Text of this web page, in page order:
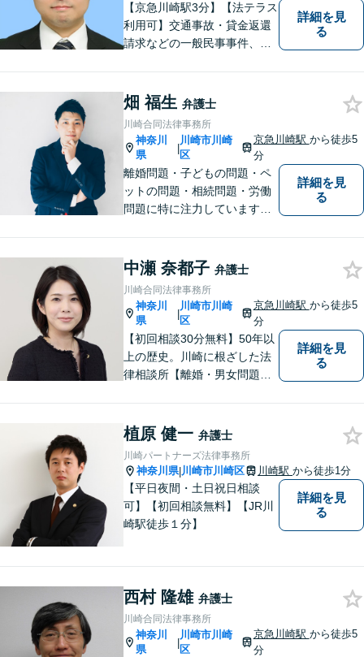
【京急川崎駅3分】【法テラス
利用可】交通事故・貸金返還
請求などの一般民事事件、離
人再生などの債務整理事件、
さらには刑事事件等幅広い分
野を取り扱っております。お
気軽にご相談ください【休
日・夜間相談可】
詳細を見
る
畑 福生 弁護士
川崎合同法律事務所
神奈川
県
|
川崎市川崎
区
京急川崎駅 から徒歩5
分
離婚問題・子どもの問題・ペ
ットの問題・相続問題・労働
問題に特に注力しています。
詳細を見
る
中瀬 奈都子 弁護士
川崎合同法律事務所
神奈川
県
|
川崎市川崎
区
京急川崎駅 から徒歩5
分
【初回相談30分無料】50年以
上の歴史。川崎に根ざした法
律相談所【離婚・男女問題】
【京急川崎駅4分】【休日面談
可】
詳細を見
る
植原 健一 弁護士
川崎パートナーズ法律事務所
神奈川県|川崎市川崎区 川崎駅 から徒歩1分
【平日夜間・土日祝日相談
可】【初回相談無料】【JR川
崎駅徒歩１分】
詳細を見
る
西村 隆雄 弁護士
川崎合同法律事務所
神奈川
県
|
川崎市川崎
区
京急川崎駅 から徒歩5
分